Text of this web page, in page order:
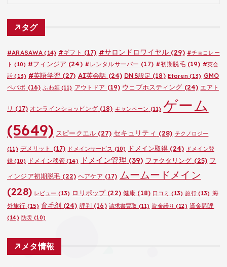
ゴ
タグ
#ARASAWA (14) #ギフト (17) #サロンドロワイヤル(29) #チョコレー
ト (10) #フィンジア (24) #レンタルサーバー (17) #初期脱毛(19) #英会
話 (13) #英語学習 (27) AI英会話 (24) DNS設定 (18) Etoren(13) GMO
ペパボ (16) ふわ姫(11) アウトドア (19) ウェブホスティング (24) エアト
リ (17) オンラインショッピング(18) キャンペーン (11) ゲーム
(5649) スピークエル(27) セキュリティ (28) テクノロジー
(11) デメリット (17) ドメインサービス (10) ドメイン取得 (24) ドメイン登
録 (10) ドメイン移管(14) ドメイン管理 (39) ファクタリング (25) フ
ィンジア初期脱毛 (22) ヘアケア (17) ムームードメイン
(228) レビュー (13) ロリポップ(22) 健康 (18) 口コミ (13) 旅行(13) 海
外旅行 (15) 育毛剤(24) 評判 (16) 請求書買取 (11) 資金繰り (12) 資金調達
(14) 防災 (10)
メタ情報